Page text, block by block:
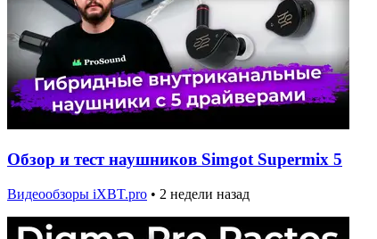
Обзор и тест наушников Simgot Supermix 5
Видеообзоры iXBT.pro • 2 недели назад